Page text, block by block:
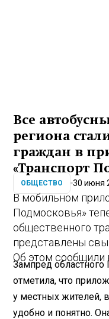
Все
региона
граждан в
«Транспорт
ОБЩЕСТВО 30 июня
В мобильном
Подмосковья»
общественного
представлены
Об этом сообщили
Зампред областного
отметила, что
у местных жителей,
удобно и понятно.